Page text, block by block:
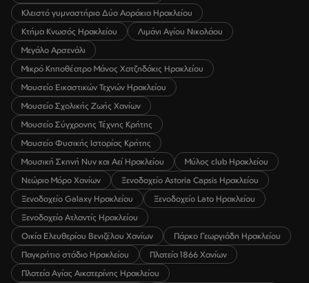
Κλειστό γυμναστήριο Δύο Αοράκια Ηρακλείου
Κτήμα Κνωσός Ηρακλείου
Λιμάνι Αγίου Νικολάου
Μεγάλο Αρσενάλι
Μικρό Κηποθέατρο Μάνος Χατζηδάκις Ηρακλείου
Μουσείο Εικαστικών Τεχνών Ηρακλείου
Μουσείο Σχολικής Ζωής Χανίων
Μουσείο Σύγχρονης Τέχνης Κρήτης
Μουσείο Φυσικής Ιστορίας Κρήτης
Μουσική Σκηνή Νυν και Αεί Ηρακλείου
Μύλος club Ηρακλείου
Νεώριο Μόρο Χανίων
Ξενοδοχείο Astoria Capsis Ηρακλείου
Ξενοδοχείο Galaxy Ηρακλείου
Ξενοδοχείο Lato Ηρακλείου
Ξενοδοχείο Ατλαντίς Ηρακλείου
Οικία Ελευθερίου Βενιζέλου Χανίων
Πάρκο Γεωργιάδη Ηρακλείου
Παγκρήτιο στάδιο Ηρακλείου
Πλατεία 1866 Χανίων
Πλατεία Αγίας Αικατερίνης Ηρακλείου